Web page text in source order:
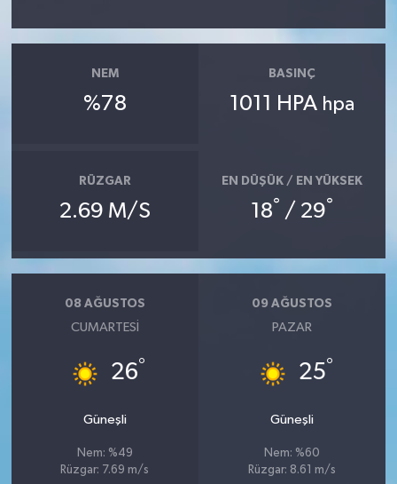
NEM
%78
BASINÇ
1011 HPA hpa
RÜZGAR
2.69 M/S
EN DÜŞÜK / EN YÜKSEK
18° / 29°
08 AĞUSTOS
CUMARTESI
26°
Güneşli
Nem: %49
Rüzgar: 7.69 m/s
09 AĞUSTOS
PAZAR
25°
Güneşli
Nem: %60
Rüzgar: 8.61 m/s